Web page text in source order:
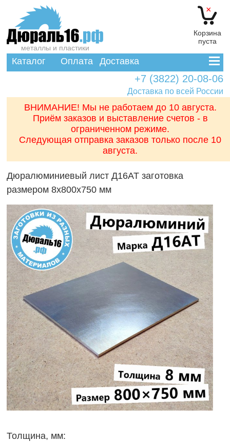
Доставка по всей России
×
Корзина
пуста
+7 (3822) 20-08-06
металлы и пластики
Каталог Оплата Доставка
ВНИМАНИЕ! Мы не работаем до 10 августа.
Приём заказов и выставление счетов - в
ограниченном режиме.
Следующая отправка заказов только после 10
августа.
Дюралюминиевый лист Д16АТ заготовка
размером 8x800x750 мм
Толщина, мм: